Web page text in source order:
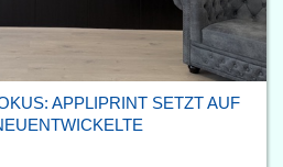
APPLIPRINT SETZT AUF